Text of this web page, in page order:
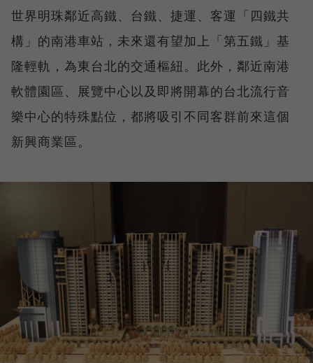
世界明珠鄰近高鐵、台鐵、捷運、客運「四鐵共
構」的南港車站，未來還有望加上「第五鐵」基
隆輕軌，為東台北的交通樞紐。此外，鄰近南港
軟體園區、展覽中心以及即將開幕的台北流行音
樂中心的特殊點位，都將吸引不同客群前來這個
新興商業區。